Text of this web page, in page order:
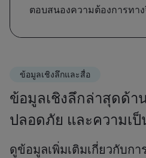
ตอบสนองความต้องการทา
ข้อมูลเชิงลึกและสื่อ
ข้อมูลเชิงลึกล่าสุดด้า
ปลอดภัย และความเ
ดูข้อมูลเพิ่มเติมเกี่ยวกับก